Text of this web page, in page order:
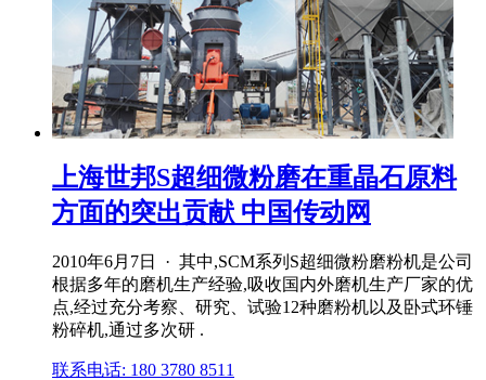
上海世邦S超细微粉磨在重晶石原料
方面的突出贡献 中国传动网
2010年6月7日 · 其中,SCM系列S超细微粉磨粉机是公司
根据多年的磨机生产经验,吸收国内外磨机生产厂家的优
点,经过充分考察、研究、试验12种磨粉机以及卧式环锤
粉碎机,通过多次研 .
联系电话: 180 3780 8511